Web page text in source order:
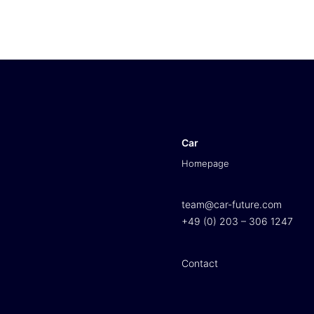
Car
Homepage
team@car-future.com
+49 (0) 203 – 306 1247
Contact